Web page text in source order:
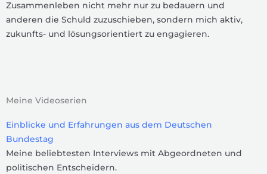
Zusammenleben nicht mehr nur zu bedauern und
anderen die Schuld zuzuschieben, sondern mich aktiv,
zukunfts- und lösungsorientiert zu engagieren.
Meine Videoserien
Einblicke und Erfahrungen aus dem Deutschen
Bundestag
Meine beliebtesten Interviews mit Abgeordneten und
politischen Entscheidern.